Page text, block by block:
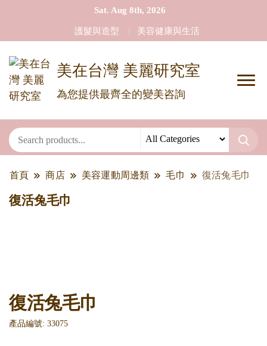
Sat. Aug 8th, 2026
護髮與造型 美容健康與生活
美在台灣 美麗研究室
為您提供最齊全的變美咨詢
首頁 商店 美容運動周邊類 毛巾 復活兔毛巾
復活兔毛巾
復活兔毛巾
產品編號: 33075